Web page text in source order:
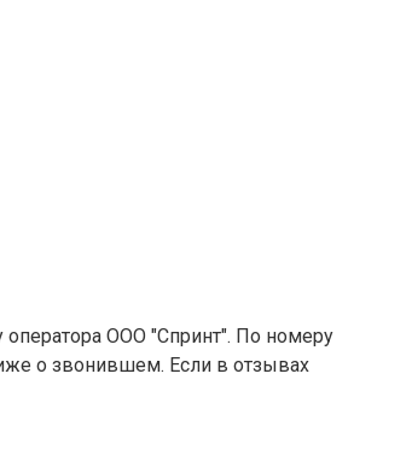
оператора ООО "Спринт". По номеру
о звонившем. Если в отзывах